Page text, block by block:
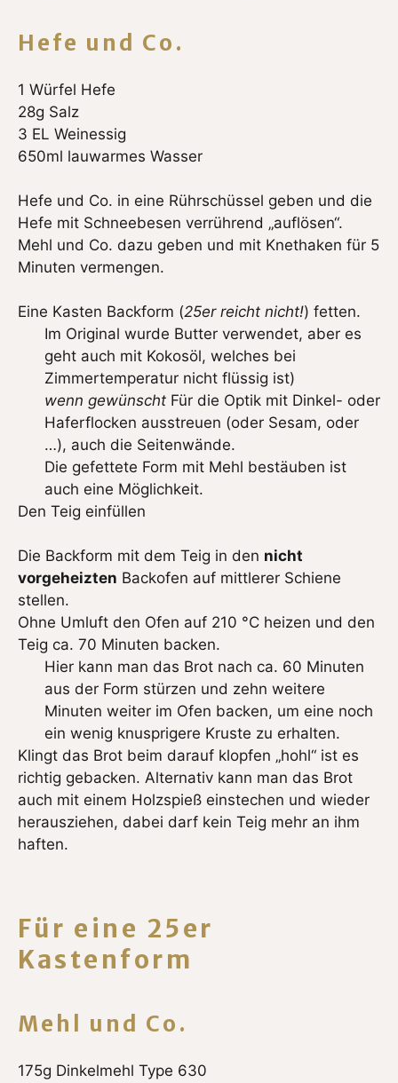
Hefe und Co.
1 Würfel Hefe
28g Salz
3 EL Weinessig
650ml lauwarmes Wasser
Hefe und Co. in eine Rührschüssel geben und die
Hefe mit Schneebesen verrührend „auflösen“.
Mehl und Co. dazu geben und mit Knethaken für 5
Minuten vermengen.
Eine Kasten Backform (25er reicht nicht!) fetten.
Im Original wurde Butter verwendet, aber es
geht auch mit Kokosöl, welches bei
Zimmertemperatur nicht flüssig ist)
wenn gewünscht Für die Optik mit Dinkel- oder
Haferflocken ausstreuen (oder Sesam, oder
…), auch die Seitenwände.
Die gefettete Form mit Mehl bestäuben ist
auch eine Möglichkeit.
Den Teig einfüllen
Die Backform mit dem Teig in den nicht
vorgeheizten Backofen auf mittlerer Schiene
stellen.
Ohne Umluft den Ofen auf 210 °C heizen und den
Teig ca. 70 Minuten backen.
Hier kann man das Brot nach ca. 60 Minuten
aus der Form stürzen und zehn weitere
Minuten weiter im Ofen backen, um eine noch
ein wenig knusprigere Kruste zu erhalten.
Klingt das Brot beim darauf klopfen „hohl“ ist es
richtig gebacken. Alternativ kann man das Brot
auch mit einem Holzspieß einstechen und wieder
herausziehen, dabei darf kein Teig mehr an ihm
haften.
Für eine 25er
Kastenform
Mehl und Co.
175g Dinkelmehl Type 630